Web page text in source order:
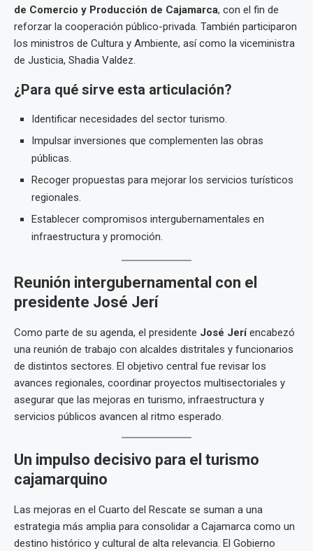
de Comercio y Producción de Cajamarca, con el fin de
reforzar la cooperación público-privada. También participaron
los ministros de Cultura y Ambiente, así como la viceministra
de Justicia, Shadia Valdez.
¿Para qué sirve esta articulación?
Identificar necesidades del sector turismo.
Impulsar inversiones que complementen las obras
públicas.
Recoger propuestas para mejorar los servicios turísticos
regionales.
Establecer compromisos intergubernamentales en
infraestructura y promoción.
Reunión intergubernamental con el
presidente José Jerí
Como parte de su agenda, el presidente José Jeríencabezó
una reunión de trabajo con alcaldes distritales y funcionarios
de distintos sectores. El objetivo central fue revisar los
avances regionales, coordinar proyectos multisectoriales y
asegurar que las mejoras en turismo, infraestructura y
servicios públicos avancen al ritmo esperado.
Un impulso decisivo para el turismo
cajamarquino
Las mejoras en el Cuarto del Rescate se suman a una
estrategia más amplia para consolidar a Cajamarca como un
destino histórico y cultural de alta relevancia. El Gobierno